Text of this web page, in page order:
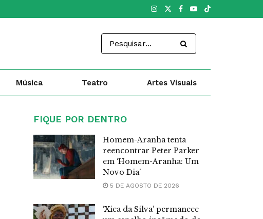
Música Teatro Artes Visuais
FIQUE POR DENTRO
Homem-Aranha tenta
reencontrar Peter Parker
em ‘Homem-Aranha: Um
Novo Dia’
5 DE AGOSTO DE 2026
‘Xica da Silva’ permanece